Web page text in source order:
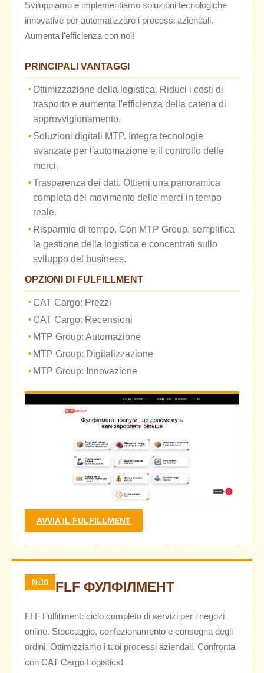
Sviluppiamo e implementiamo soluzioni tecnologiche
innovative per automatizzare i processi aziendali.
Aumenta l'efficienza con noi!
PRINCIPALI VANTAGGI
Ottimizzazione della logistica. Riduci i costi di
trasporto e aumenta l'efficienza della catena di
approvvigionamento.
Soluzioni digitali MTP. Integra tecnologie
avanzate per l'automazione e il controllo delle
merci.
Trasparenza dei dati. Ottieni una panoramica
completa del movimento delle merci in tempo
reale.
Risparmio di tempo. Con MTP Group, semplifica
la gestione della logistica e concentrati sullo
sviluppo del business.
OPZIONI DI FULFILLMENT
CAT Cargo: Prezzi
CAT Cargo: Recensioni
MTP Group: Automazione
MTP Group: Digitalizzazione
MTP Group: Innovazione
AVVIA IL FULFILLMENT
№10 FLF ФУЛФІЛМЕНТ
FLF Fulfillment: ciclo completo di servizi per i negozi
online. Stoccaggio, confezionamento e consegna degli
ordini. Ottimizziamo i tuoi processi aziendali. Confronta
con CAT Cargo Logistics!